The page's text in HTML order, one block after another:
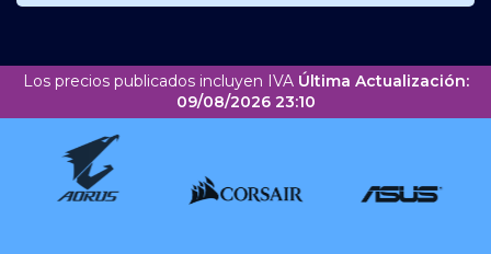
Los precios publicados incluyen IVA Última Actualización:
09/08/2026 23:10